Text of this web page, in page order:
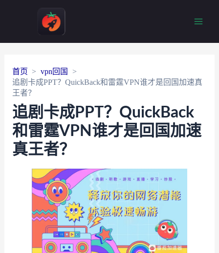
首页
vpn回国
追剧卡成PPT？QuickBack和雷霆VPN谁才是回国加速真
王者？
追剧卡成PPT？QuickBack
和雷霆VPN谁才是回国加速
真王者？